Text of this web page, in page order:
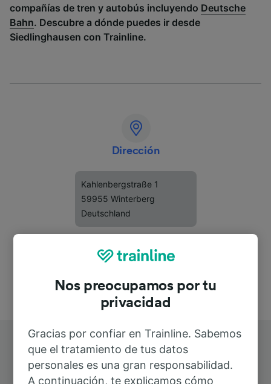
compañías de tren y autobús incluyendo Deutsche
Bahn. Descubre a dónde puedes ir desde
Siedlinghausen con Trainline.
Dirección
Kahlenbergstraße 1
59955 Winterberg
Deutschland
Nos preocupamos por tu
privacidad
Gracias por confiar en Trainline. Sabemos
que el tratamiento de tus datos
personales es una gran responsabilidad.
A continuación, te explicamos cómo